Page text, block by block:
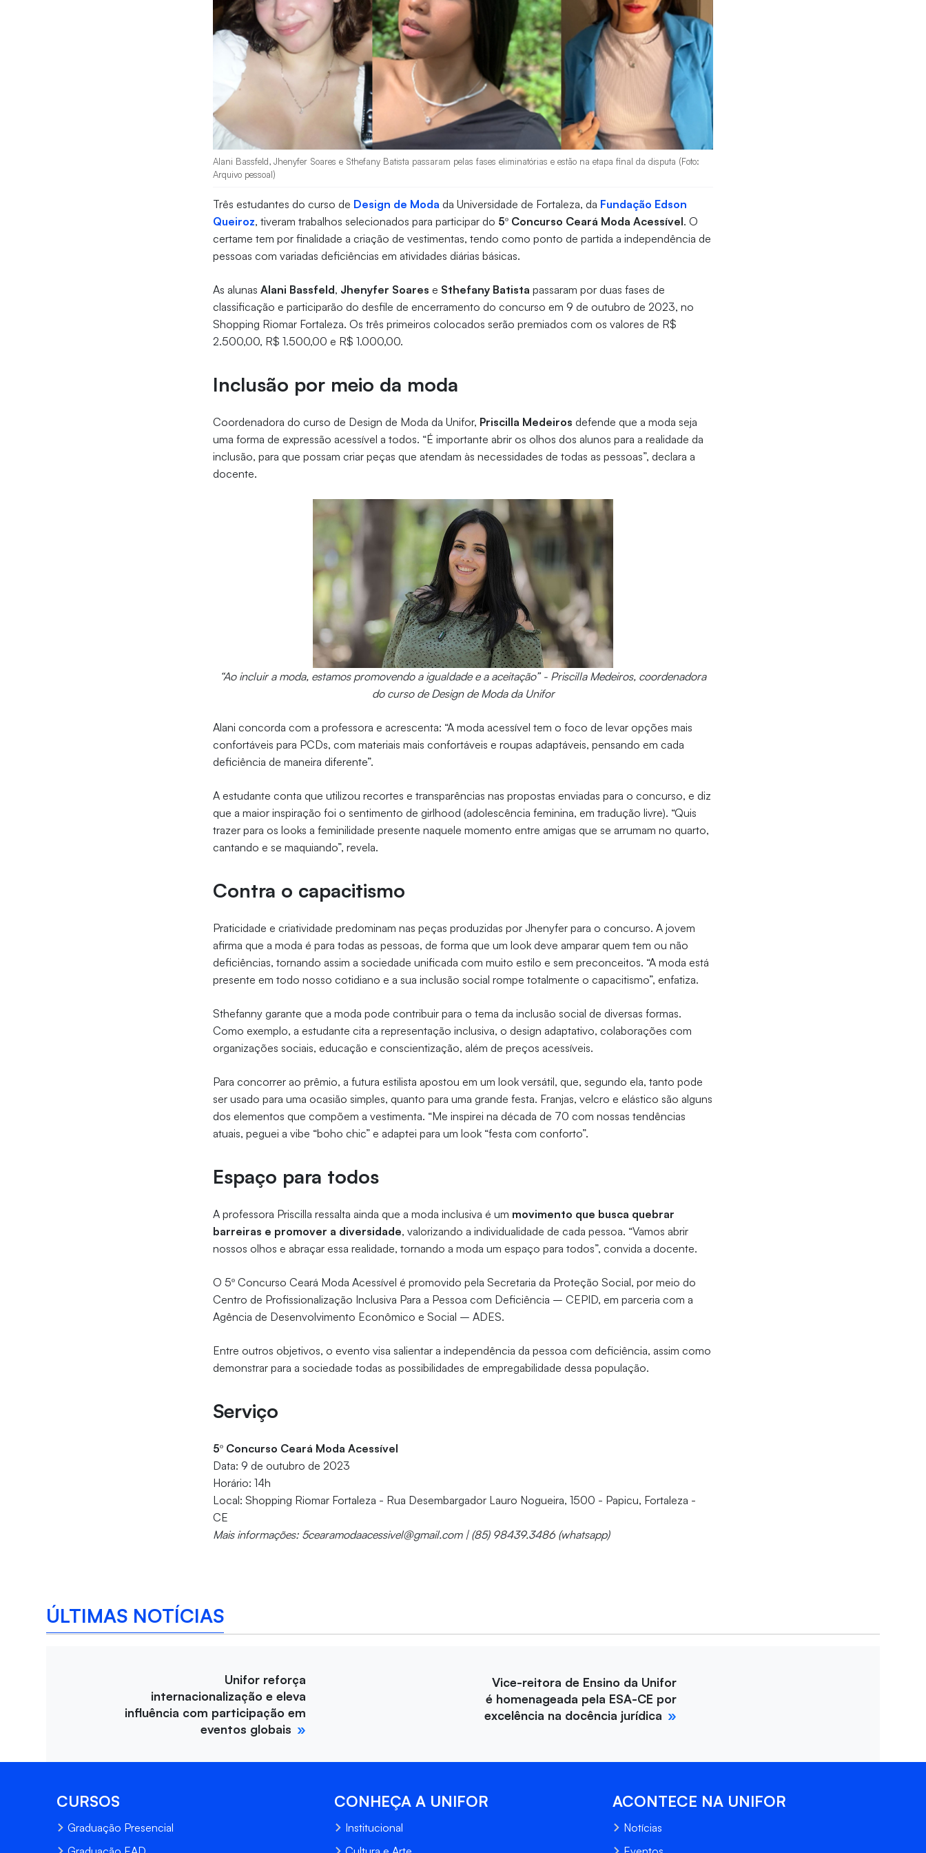
Alani Bassfeld, Jhenyfer Soares e Sthefany Batista passaram pelas fases eliminatórias e estão na etapa final da disputa (Foto:
Arquivo pessoal)
Três estudantes do curso de Design de Moda da Universidade de Fortaleza, da Fundação Edson
Queiroz, tiveram trabalhos selecionados para participar do 5º Concurso Ceará Moda Acessível. O
certame tem por finalidade a criação de vestimentas, tendo como ponto de partida a independência de
pessoas com variadas deficiências em atividades diárias básicas.
As alunasAlani Bassfeld, Jhenyfer Soares e Sthefany Batista passaram por duas fases de
classificação e participarão do desfile de encerramento do concurso em 9 de outubro de 2023, no
Shopping Riomar Fortaleza. Os três primeiros colocados serão premiados com os valores de R$
2.500,00, R$ 1.500,00 e R$ 1.000,00.
Inclusão por meio da moda
Coordenadora do curso de Design de Moda da Unifor, Priscilla Medeiros defende que a moda seja
uma forma de expressão acessível a todos. “É importante abrir os olhos dos alunos para a realidade da
inclusão, para que possam criar peças que atendam às necessidades de todas as pessoas”, declara a
docente.
“Ao incluir a moda, estamos promovendo a igualdade e a aceitação” - Priscilla Medeiros, coordenadora
do curso de Design de Moda da Unifor
Alani concorda com a professora e acrescenta: “A moda acessível tem o foco de levar opções mais
confortáveis para PCDs, com materiais mais confortáveis e roupas adaptáveis, pensando em cada
deficiência de maneira diferente”.
A estudante conta que utilizou recortes e transparências nas propostas enviadas para o concurso, e diz
que a maior inspiração foi o sentimento de girlhood (adolescência feminina, em tradução livre). “Quis
trazer para os looks a feminilidade presente naquele momento entre amigas que se arrumam no quarto,
cantando e se maquiando”, revela.
Contra o capacitismo
Praticidade e criatividade predominam nas peças produzidas por Jhenyfer para o concurso. A jovem
afirma que a moda é para todas as pessoas, de forma que um look deve amparar quem tem ou não
deficiências, tornando assim a sociedade unificada com muito estilo e sem preconceitos. “A moda está
presente em todo nosso cotidiano e a sua inclusão social rompe totalmente o capacitismo”, enfatiza.
Sthefanny garante que a moda pode contribuir para o tema da inclusão social de diversas formas.
Como exemplo, a estudante cita a representação inclusiva, o design adaptativo, colaborações com
organizações sociais, educação e conscientização, além de preços acessíveis.
Para concorrer ao prêmio, a futura estilista apostou em um look versátil, que, segundo ela, tanto pode
ser usado para uma ocasião simples, quanto para uma grande festa. Franjas, velcro e elástico são alguns
dos elementos que compõem a vestimenta. “Me inspirei na década de 70 com nossas tendências
atuais, peguei a vibe “boho chic” e adaptei para um look “festa com conforto”.
Espaço para todos
A professora Priscilla ressalta ainda que a moda inclusiva é um movimento que busca quebrar
barreiras e promover a diversidade, valorizando a individualidade de cada pessoa. “Vamos abrir
nossos olhos e abraçar essa realidade, tornando a moda um espaço para todos”, convida a docente.
O 5º Concurso Ceará Moda Acessível é promovido pela Secretaria da Proteção Social, por meio do
Centro de Profissionalização Inclusiva Para a Pessoa com Deficiência – CEPID, em parceria com a
Agência de Desenvolvimento Econômico e Social – ADES.
Entre outros objetivos, o evento visa salientar a independência da pessoa com deficiência, assim como
demonstrar para a sociedade todas as possibilidades de empregabilidade dessa população.
Serviço
5º Concurso Ceará Moda Acessível
Data: 9 de outubro de 2023
Horário: 14h
Local: Shopping Riomar Fortaleza - Rua Desembargador Lauro Nogueira, 1500 - Papicu, Fortaleza -
CE
Mais informações: 5cearamodaacessivel@gmail.com | (85) 98439.3486 (whatsapp)
ÚLTIMAS NOTÍCIAS
Unifor reforça
internacionalização e eleva
influência com participação em
eventos globais
Vice-reitora de Ensino da Unifor
é homenageada pela ESA-CE por
excelência na docência jurídica
CURSOS
Graduação Presencial
CONHEÇA A UNIFOR
Institucional
ACONTECE NA UNIFOR
Notícias